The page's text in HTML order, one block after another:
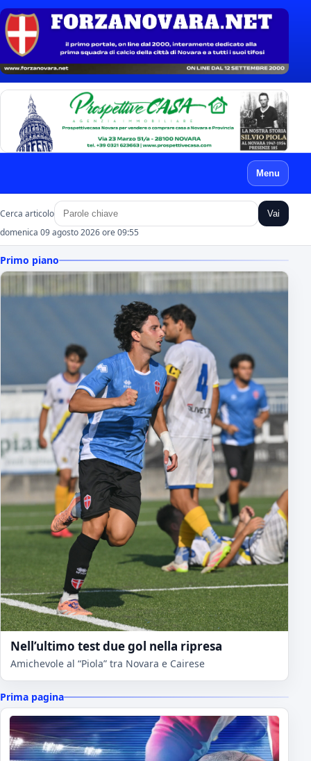
Menu
Cerca articolo Vai
domenica 09 agosto 2026 ore 09:55
Primo piano
Nell’ultimo test due gol nella ripresa
Amichevole al “Piola” tra Novara e Cairese
Prima pagina